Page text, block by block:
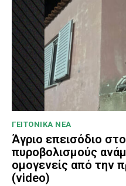
ΓΕΙΤΟΝΙΚΑ ΝΕΑ
Άγριο επεισόδιο
πυροβολισμούς
ομογενείς από την
(video)